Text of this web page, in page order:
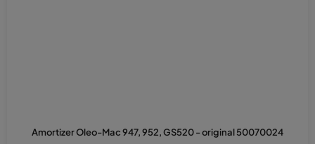
Amortizer Oleo-Mac 947, 952, GS520 - original 50070024